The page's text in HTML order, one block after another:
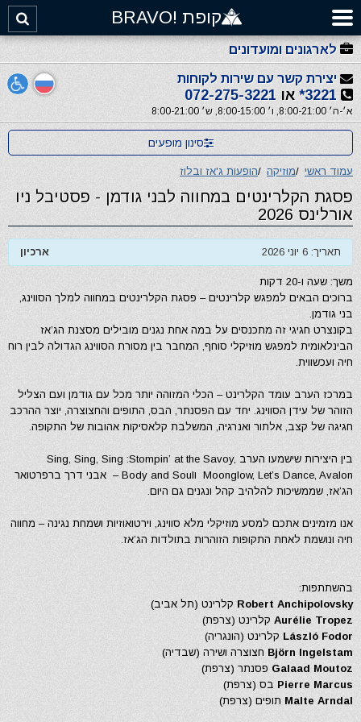
קופת !BRAVO
לארגונים ומועדונים
יצירת קשר עם שירות לקוחות
3221* או 072-275-3221
א׳-ה׳ 8:00-21:00, ו׳ 8:00-15:00, ש׳ 8:00-21:00
סינון מופעים
עמוד ראשי /מוזיקה /הופעות ג'אז ובלוז
פסגת הקלרינטים במחווה לבני גודמן - פסטיבל ניו
אורלינס 2026
ארכיון תאריך: 6 יוני 2026
משך: שעה ו-20 דקות
ברוכים הבאים למפגש קלרינטים – פסגת הקלרינטים במחווה למלך הסווינג,
בני גודמן.
בקונצרט חגיגי זה מתכנסים על במה אחת נגנים מובילים מסצנת הג’אז
הבינלאומית למפגש מוזיקלי סוחף, המחבר בין מסורת הסווינג הגדולה לבין רוח
חיה ועכשווית.
במרכז הערב עומד הקלרינט – הכלי המזוהה יותר מכל עם גודמן ועם הצליל
הזוהר של עידן הסווינג. יחד עם הפסנתר, הבס, התופים והחצוצרה, יוצר ההרכב
חגיגה של קצב, אלתור ואנרגיה, המשלבת קלאסיקות אהובות של התקופה.
בין היצירות שישמעו הערב Sing, Sing, Sing :Stompin’ at the Savoy,
Moonglow, Let’s Dance, Avalon וBody and Soul – אבני דרך ברפרטואר
הג’אז, שממשיכות להלהיב קהל ונגנים גם היום.
אנו מזמינים אתכם למסע מוזיקלי מלא סווינג, וירטואוזיות ושמחת נגינה – מחווה
חיה ונושמת לאחת התקופות הזוהרות בתולדות הג’אז.
בהשתתפות:
Robert Anchipolovsky קלרינט (תל אביב)
Aurélie Tropez קלרינט (צרפת)
László Fodor קלרינט (הונגריה)
Björn Ingelstam חצוצרה ושירה (שבדיה)
Galaad Moutoz פסנתר (צרפת)
Pierre Marcus בס (צרפת)
Malte Arndal תופים (צרפת)